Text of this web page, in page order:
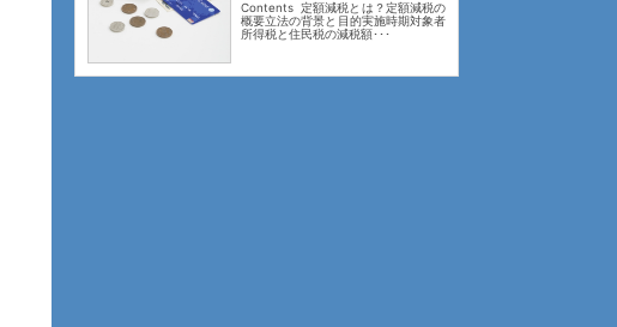
Contents 定額減税とは？定額減税の
概要立法の背景と目的実施時期対象者
所得税と住民税の減税額･･･